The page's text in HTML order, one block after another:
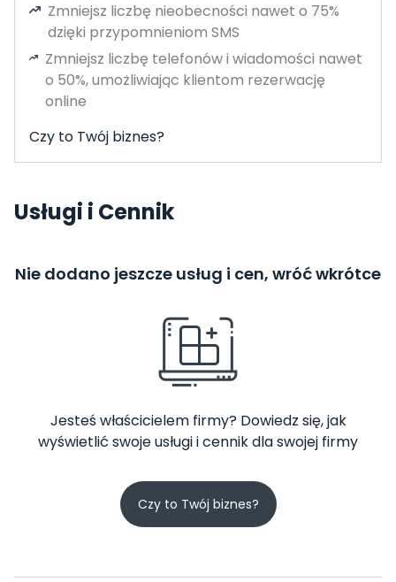
Zmniejsz liczbę nieobecności nawet o 75%
dzięki przypomnieniom SMS
Zmniejsz liczbę telefonów i wiadomości nawet
o 50%, umożliwiając klientom rezerwację
online
Czy to Twój biznes?
Usługi i Cennik
Nie dodano jeszcze usług i cen, wróć wkrótce
Jesteś właścicielem firmy? Dowiedz się, jak
wyświetlić swoje usługi i cennik dla swojej firmy
Czy to Twój biznes?